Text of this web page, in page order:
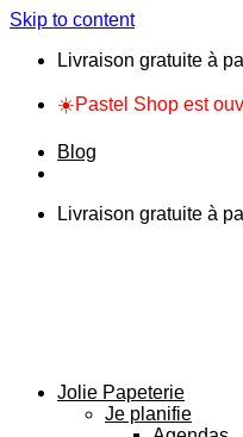
Skip to content
Livraison gratuite à
☀️Pastel Shop est
Blog
Livraison gratuite à
Jolie Papeterie
Je planifie